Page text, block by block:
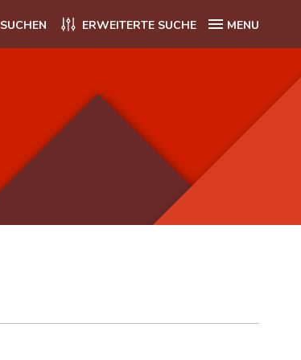
SUCHEN ERWEITERTE SUCHE MENU